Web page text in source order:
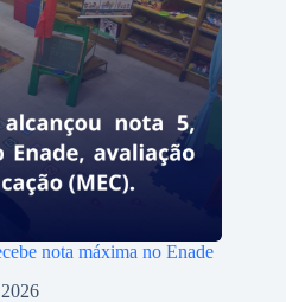
nota máxima no Enade